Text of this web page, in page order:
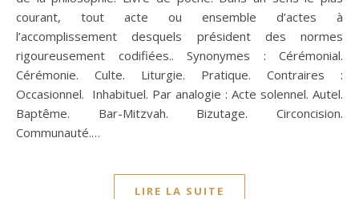
courant, tout acte ou ensemble d’actes à
l’accomplissement desquels président des normes
rigoureusement codifiées.. Synonymes : Cérémonial.
Cérémonie. Culte. Liturgie. Pratique. Contraires :
Occasionnel. Inhabituel. Par analogie : Acte solennel. Autel.
Baptême. Bar-Mitzvah. Bizutage. Circoncision.
Communauté.…
LIRE LA SUITE